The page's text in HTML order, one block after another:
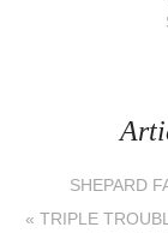
SHEPARD
« TRIPLE